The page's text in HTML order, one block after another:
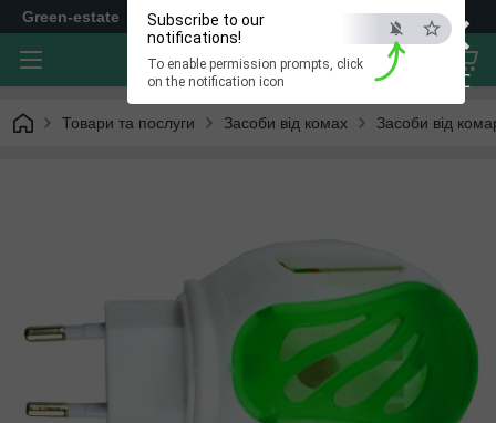
×
ESC
Subscribe to our
notifications!
To enable permission prompts, click
on the notification icon
Green-estate
Товари та послуги Засоби від комах Засоби від